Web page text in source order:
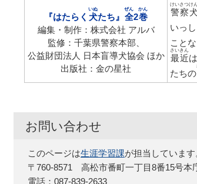
『はたらく 犬
いぬ
たち 』 全
ぜん
2巻
かん
編集・制作：株式会社 アルバ
監修：千葉県警察本部、
公益財団法人 日本盲導犬協会 ほか
出版社：金の星社
警察犬
けいさつけん
いっ
こと
最近
さいきん
たちの
お問い合わせ
このページは生涯学習課が担当しています
〒760-8571 高松市番町一丁目8番15号本
電話：087-839-2633